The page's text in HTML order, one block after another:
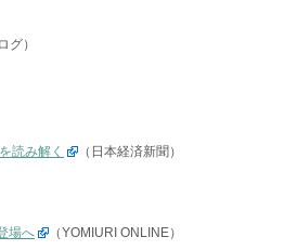
グ）
読み解く
（日本経済新聞）
場へ
（YOMIURI ONLINE）